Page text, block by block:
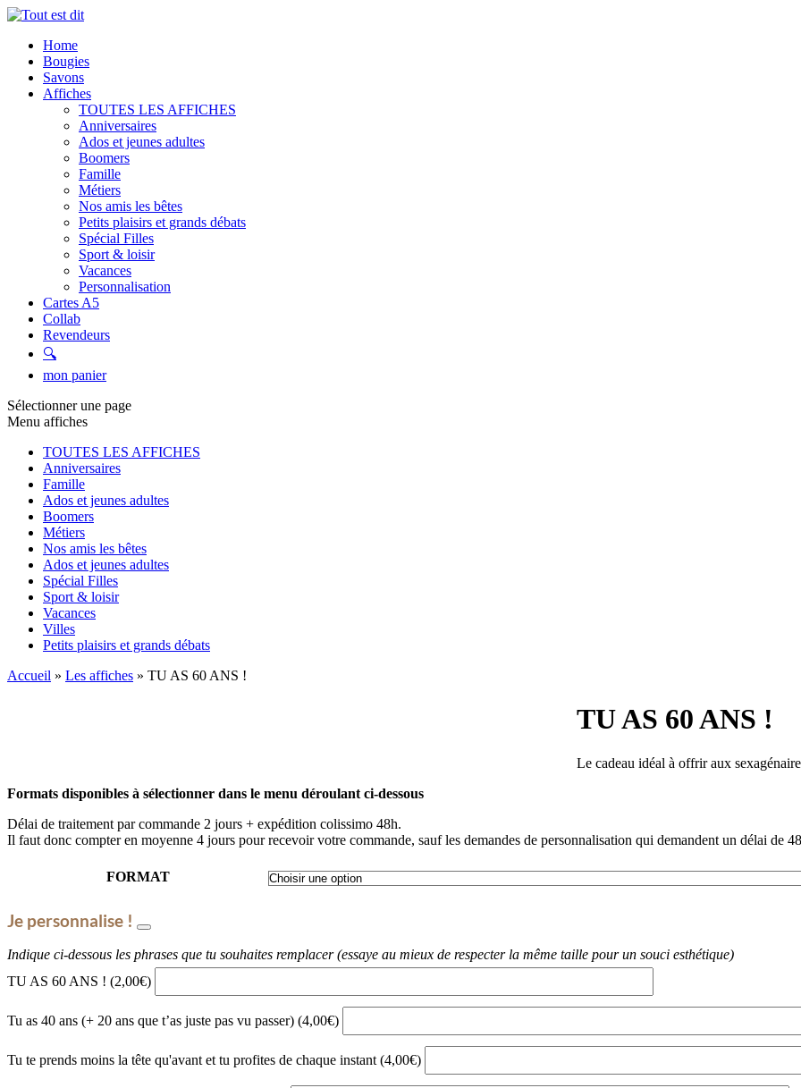
Home
Bougies
Savons
Affiches
TOUTES LES AFFICHES
Anniversaires
Ados et jeunes adultes
Boomers
Famille
Métiers
Nos amis les bêtes
Petits plaisirs et grands débats
Spécial Filles
Sport & loisir
Vacances
Personnalisation
Cartes A5
Collab
Revendeurs
🔍
mon panier
Sélectionner une page
Menu affiches
TOUTES LES AFFICHES
Anniversaires
Famille
Ados et jeunes adultes
Boomers
Métiers
Nos amis les bêtes
Ados et jeunes adultes
Spécial Filles
Sport & loisir
Vacances
Villes
Petits plaisirs et grands débats
Accueil » Les affiches » TU AS 60 ANS !
TU AS 60 ANS !
Le cadeau idéal à offrir aux
Formats disponibles à sélectionner dans le menu déroulant ci-dessous
Délai de traitement par commande 2 jours + expédition colissimo 48h.
Il faut donc compter en moyenne 4 jours pour recevoir votre commande, sauf les demandes de personnalisation qui demandent un délai de
FORMAT
Je personnalise !
Indique ci-dessous les phrases que tu souhaites remplacer (essaye au mieux de respecter la même taille pour un souci esthétique)
TU AS 60 ANS ! (2,00€)
Tu as 40 ans (+ 20 ans que t’as juste pas vu passer) (4,00€)
Tu te prends moins la tête qu'avant et tu profites de chaque instant (4,00€)